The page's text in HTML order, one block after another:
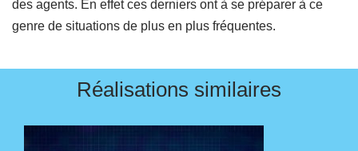
des agents. En effet ces derniers ont à se préparer à ce
genre de situations de plus en plus fréquentes.
Réalisations similaires